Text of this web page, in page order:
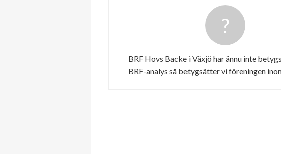
BRF Hovs Backe i Växjö har ännu inte
BRF-analys så betygsätter vi föreningen